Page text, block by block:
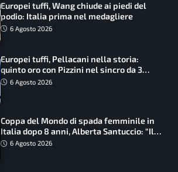
Europei tuffi, Wang chiude ai piedi del
podio: Italia prima nel medagliere
6 Agosto 2026
Europei tuffi, Pellacani nella storia:
quinto oro con Pizzini nel sincro da 3
metri
6 Agosto 2026
Coppa del Mondo di spada femminile in
Italia dopo 8 anni, Alberta Santuccio: “Il
lavoro dà sempre i suoi frutti”
6 Agosto 2026